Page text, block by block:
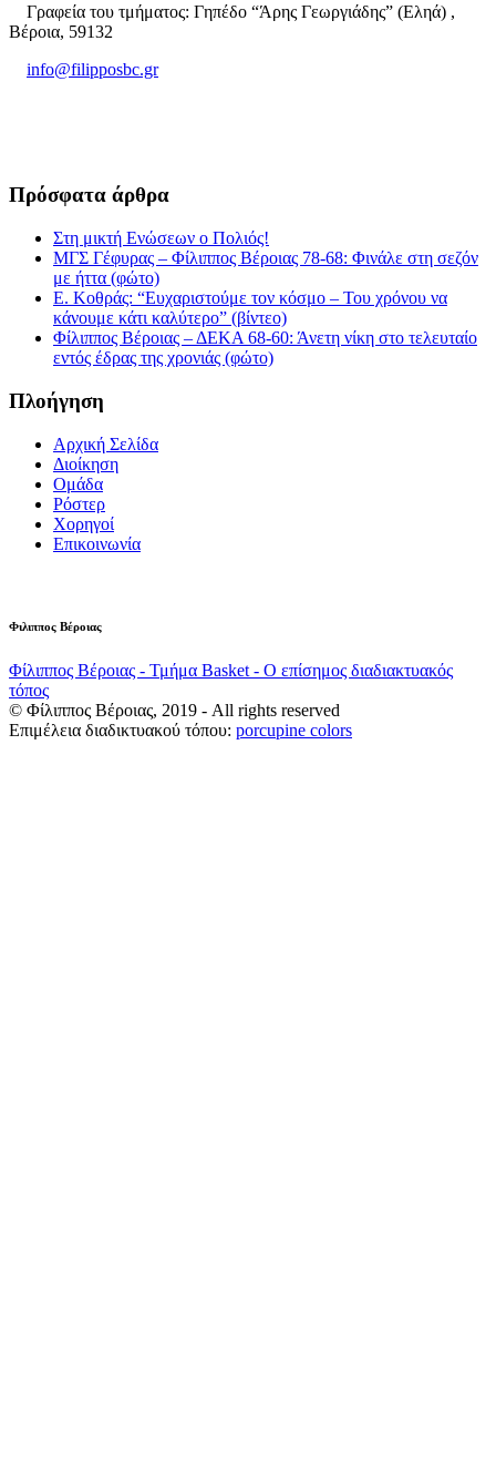
Γραφεία του τμήματος: Γηπέδο “Άρης Γεωργιάδης” (Εληά) ,
Βέροια, 59132
info@filipposbc.gr
Πρόσφατα άρθρα
Στη μικτή Ενώσεων ο Πολιός!
ΜΓΣ Γέφυρας – Φίλιππος Βέροιας 78-68: Φινάλε στη σεζόν
με ήττα (φώτο)
Ε. Κοθράς: “Ευχαριστούμε τον κόσμο – Του χρόνου να
κάνουμε κάτι καλύτερο” (βίντεο)
Φίλιππος Βέροιας – ΔΕΚΑ 68-60: Άνετη νίκη στο τελευταίο
εντός έδρας της χρονιάς (φώτο)
Πλοήγηση
Αρχική Σελίδα
Διοίκηση
Ομάδα
Ρόστερ
Χορηγοί
Επικοινωνία
Φιλιππος Βέροιας
Φίλιππος Βέροιας - Τμήμα Basket - Ο επίσημος διαδιακτυακός
τόπος
© Φίλιππος Βέροιας, 2019 - All rights reserved
Επιμέλεια διαδικτυακού τόπου: porcupine colors